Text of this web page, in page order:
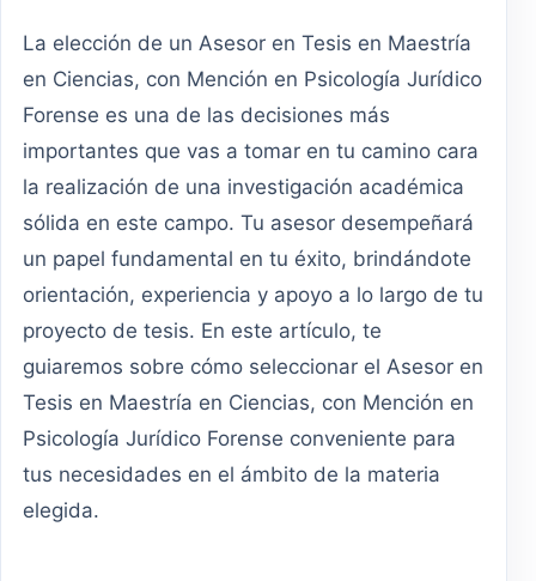
La elección de un Asesor en Tesis en Maestría
en Ciencias, con Mención en Psicología Jurídico
Forense es una de las decisiones más
importantes que vas a tomar en tu camino cara
la realización de una investigación académica
sólida en este campo. Tu asesor desempeñará
un papel fundamental en tu éxito, brindándote
orientación, experiencia y apoyo a lo largo de tu
proyecto de tesis. En este artículo, te
guiaremos sobre cómo seleccionar el Asesor en
Tesis en Maestría en Ciencias, con Mención en
Psicología Jurídico Forense conveniente para
tus necesidades en el ámbito de la materia
elegida.